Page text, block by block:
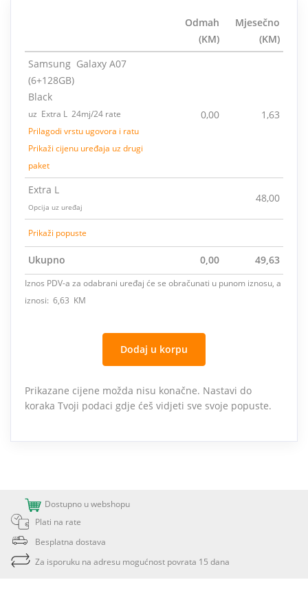
Odmah
(KM)
Mjesečno
(KM)
Samsung Galaxy A07
(6+128GB)
Black
uz Extra L 24mj/24 rate
Prilagodi vrstu ugovora i ratu
Prikaži cijenu uređaja uz drugi
paket
0,00 1,63
Extra L
Opcija uz uređaj
48,00
Prikaži popuste
Ukupno 0,00 49,63
Iznos PDV-a za odabrani uređaj će se obračunati u punom iznosu, a
iznosi: 6,63 KM
Dodaj u korpu
Prikazane cijene možda nisu konačne. Nastavi do
koraka Tvoji podaci gdje ćeš vidjeti sve svoje popuste.
Dostupno u webshopu
Plati na rate
Besplatna dostava
Za isporuku na adresu mogućnost povrata 15 dana